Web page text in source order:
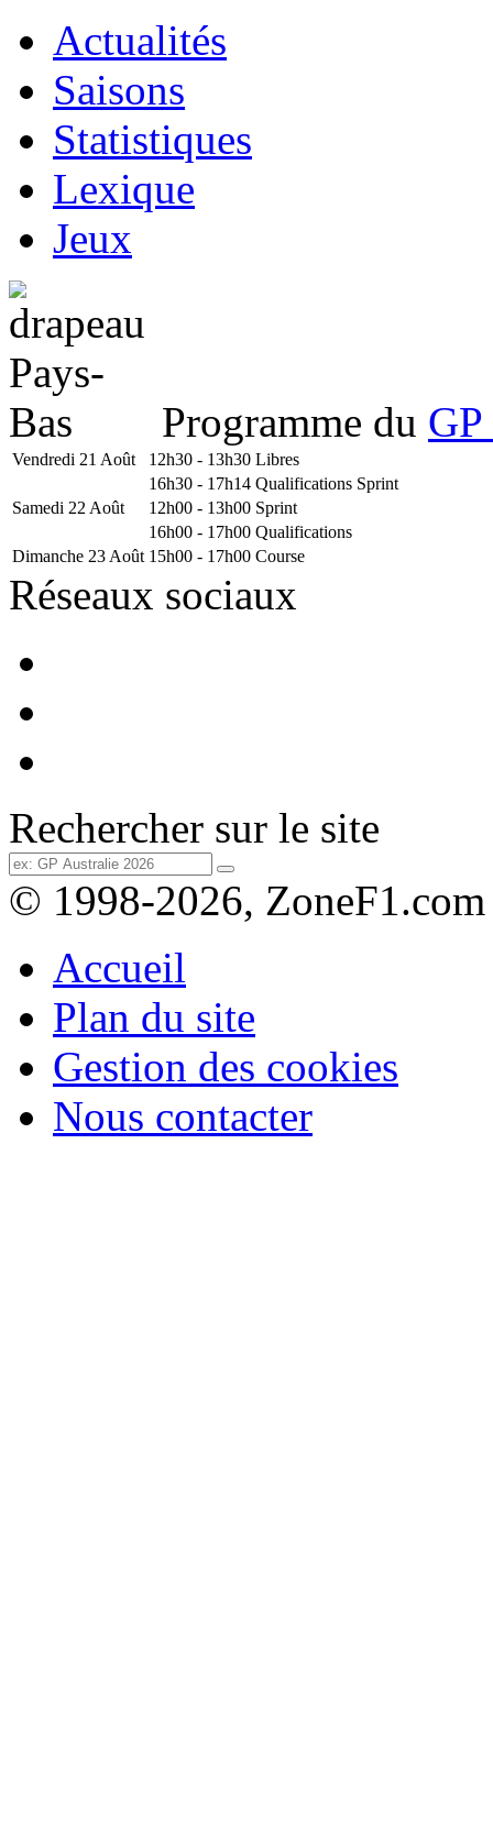
Actualités
Saisons
Statistiques
Lexique
Jeux
Programme du
Vendredi 21 Août 12h30 - 13h30 Libres
16h30 - 17h14 Qualifications Sprint
Samedi 22 Août
12h00 - 13h00 Sprint
16h00 - 17h00 Qualifications
Dimanche 23 Août 15h00 - 17h00 Course
Réseaux sociaux
Rechercher sur le site
© 1998-2026, ZoneF1.com
Accueil
Plan du site
Gestion des cookies
Nous contacter